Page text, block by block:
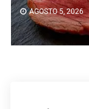
AGOSTO 5, 2026